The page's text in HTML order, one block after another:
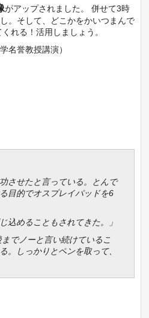
がアップされました。 併せて3時
。そして、どこかをかいつまんで
れる！活用しましょう。
名誉教授講演）
させたと言っている。とんで
目的でオスプレイパッドを6
込めることもされてきた。」
でノーと言い続けているこ
。しっかりとペンを取って、